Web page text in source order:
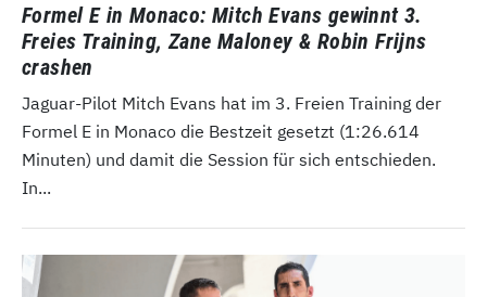
Formel E in Monaco: Mitch Evans gewinnt 3.
Freies Training, Zane Maloney & Robin Frijns
crashen
Jaguar-Pilot Mitch Evans hat im 3. Freien Training der
Formel E in Monaco die Bestzeit gesetzt (1:26.614
Minuten) und damit die Session für sich entschieden.
In...